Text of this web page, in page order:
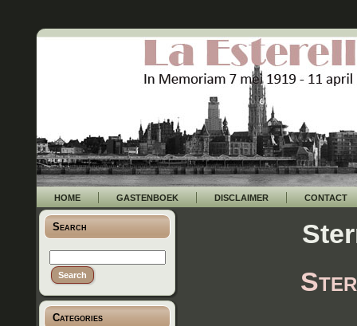
HOME GASTENBOEK DISCLAIMER CONTACT
Search
Categories